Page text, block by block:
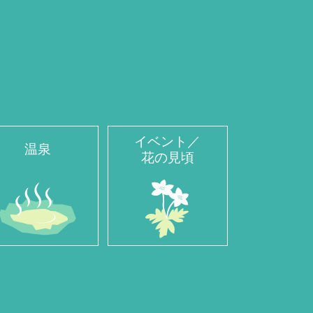
温泉
イベント／
花の見頃